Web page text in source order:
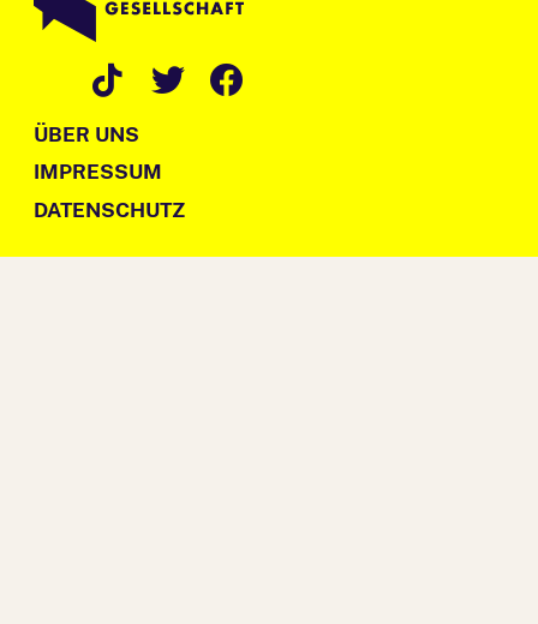
ÜBER UNS
IMPRESSUM
DATENSCHUTZ